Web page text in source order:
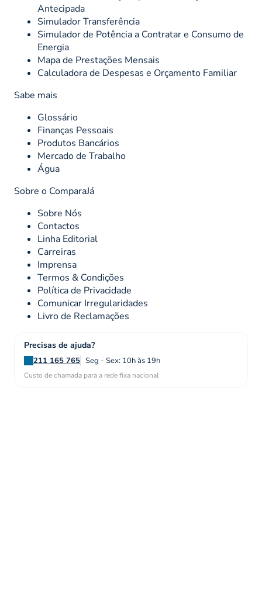
Antecipada
Simulador Transferência
Simulador de Potência a Contratar e Consumo de
Energia
Mapa de Prestações Mensais
Calculadora de Despesas e Orçamento Familiar
Sabe mais
Glossário
Finanças Pessoais
Produtos Bancários
Mercado de Trabalho
Água
Sobre o ComparaJá
Sobre Nós
Contactos
Linha Editorial
Carreiras
Imprensa
Termos & Condições
Política de Privacidade
Comunicar Irregularidades
Livro de Reclamações
Precisas de ajuda?
211 165 765 Seg - Sex: 10h às 19h
Custo de chamada para a rede fixa nacional